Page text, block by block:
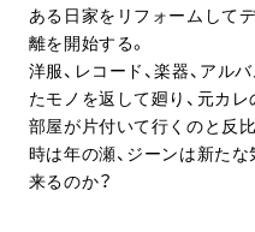
ある日家をリフォームして
離を開始する。
洋服、レコード、楽器、ア
たモノを返して廻り、元カ
部屋が片付いて行くのと反
時は年の瀬、ジーンは新た
来るのか？